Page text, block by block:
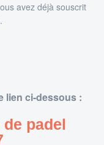
avez déjà souscrit
lien ci-dessous :
padel